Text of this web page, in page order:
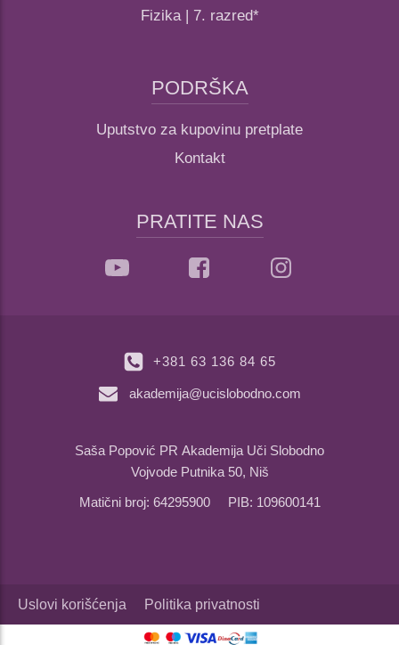
Fizika | 7. razred*
PODRŠKA
Uputstvo za kupovinu pretplate
Kontakt
PRATITE NAS
+381 63 136 84 65
akademija@ucislobodno.com
Saša Popović PR Akademija Uči Slobodno
Vojvode Putnika 50, Niš
Matični broj: 64295900 PIB: 109600141
Uslovi korišćenja Politika privatnosti